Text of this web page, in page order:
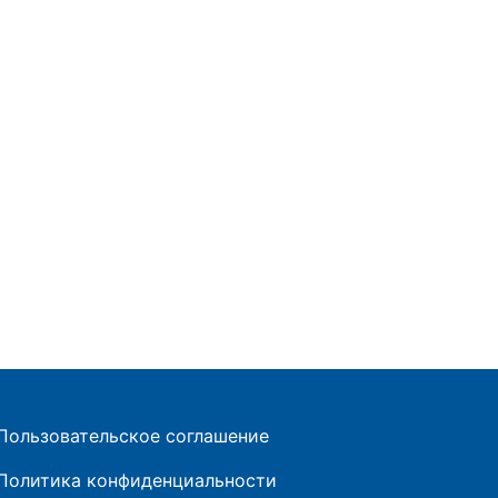
соглашение
конфиденциальности